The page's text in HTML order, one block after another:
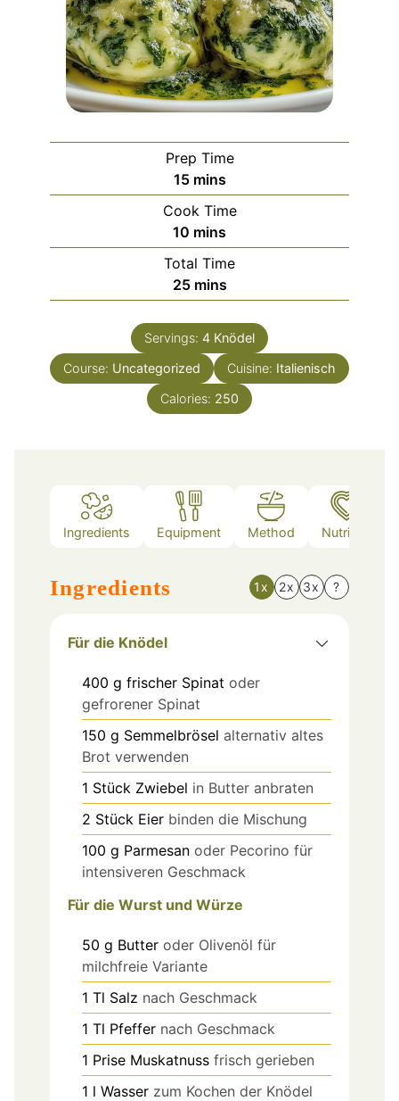
Prep Time
15minutes
mins
Cook Time
10 minutes
mins
Total Time
25minutes
mins
Servings: 4 Knödel
Course: Uncategorized Cuisine: Italienisch
Calories: 250
Ingredients Equipment Method Nutrition
Ingredients 1x 2x 3x ?
Für die Knödel
400 g frischer Spinat oder
gefrorener Spinat
150 g Semmelbrösel alternativ altes
Brot verwenden
1 Stück Zwiebel in Butter anbraten
2 Stück Eier binden die Mischung
100 g Parmesan oder Pecorino für
intensiveren Geschmack
Für die Wurst und Würze
50 g Butter oder Olivenöl für
milchfreie Variante
1 Tl Salz nach Geschmack
1 Tl Pfeffer nach Geschmack
1 Prise Muskatnuss frisch gerieben
1 l Wasser zum Kochen der Knödel